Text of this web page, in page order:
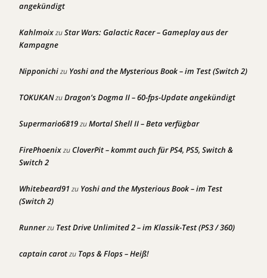
angekündigt
KahlmoixzuStar Wars: Galactic Racer – Gameplay aus der
Kampagne
Nipponichizu Yoshi and the Mysterious Book – im Test (Switch 2)
TOKUKANzuDragon’s Dogma II – 60-fps-Update angekündigt
Supermario6819zuMortal Shell II – Beta verfügbar
FirePhoenixzuCloverPit – kommt auch für PS4, PS5, Switch &
Switch 2
Whitebeard91 zu Yoshi and the Mysterious Book – im Test
(Switch 2)
Runnerzu Test Drive Unlimited 2 – im Klassik-Test (PS3 / 360)
captain carotzu Tops & Flops – Heiß!